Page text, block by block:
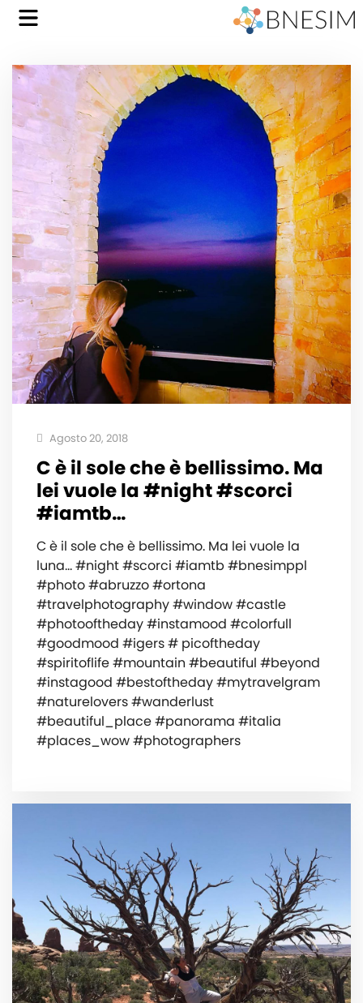
Agosto 20, 2018
C è il sole che è bellissimo. Ma
lei vuole la #night #scorci
#iamtb…
C è il sole che è bellissimo. Ma lei vuole la
luna… #night #scorci #iamtb #bnesimppl
#photo #abruzzo #ortona
#travelphotography #window #castle
#photooftheday #instamood #colorfull
#goodmood #igers # picoftheday
#spiritoflife #mountain #beautiful #beyond
#instagood #bestoftheday #mytravelgram
#naturelovers #wanderlust
#beautiful_place #panorama #italia
#places_wow #photographers